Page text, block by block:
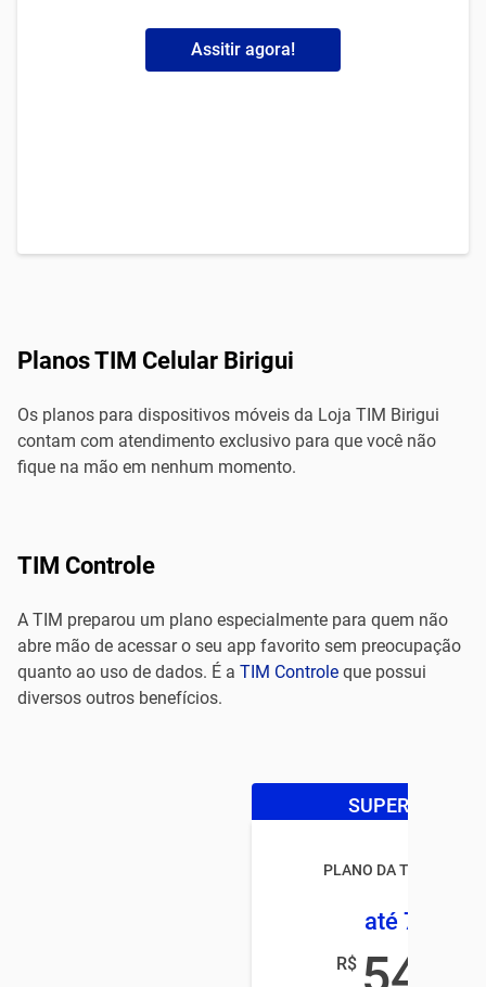
Assitir agora!
Planos TIM Celular Birigui
Os planos para dispositivos móveis da Loja TIM Birigui
contam com atendimento exclusivo para que você não
fique na mão em nenhum momento.
TIM Controle
A TIM preparou um plano especialmente para quem não
abre mão de acessar o seu app favorito sem preocupação
quanto ao uso de dados. É a TIM Controle que possui
diversos outros benefícios.
SUPER OFERTA
PLANO DA TIM
até 7,5GB
R$